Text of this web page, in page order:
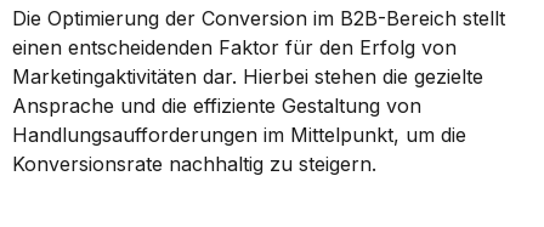
Die Optimierung der Conversion im B2B-Bereich stellt
einen entscheidenden Faktor für den Erfolg von
Marketingaktivitäten dar. Hierbei stehen die gezielte
Ansprache und die effiziente Gestaltung von
Handlungsaufforderungen im Mittelpunkt, um die
Konversionsrate nachhaltig zu steigern.